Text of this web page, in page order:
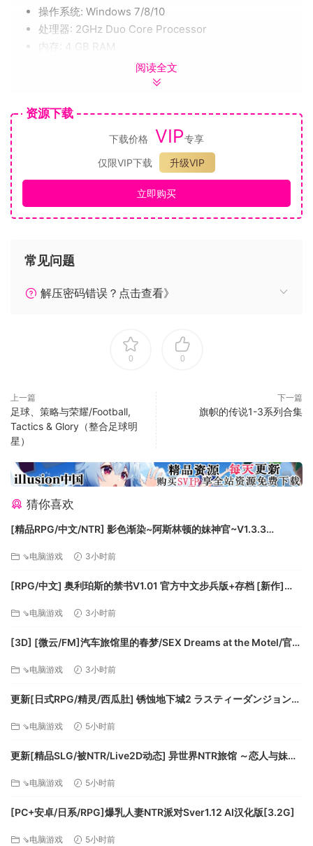
操作系统: Windows 7/8/10
处理器: 2GHz Duo Core Processor
内存: 4 GB RAM
显卡: NVIDIA GeForce 450 or higher with 1GB
存储空间: 需要 1 GB 可用空间
推荐配置:
操作系统: Windows 7/8/10
处理器: 2GHz Duo Core Processor
Memory
DirectX 版本: 11
存储空间: 需要 300 MB 可用空间
阅读全文
资源下载
下载价格 VIP专享
仅限VIP下载
升级VIP
立即购买
常见问题
解压密码错误？点击查看》
0 0
上一篇
足球、策略与荣耀/Football,
Tactics & Glory（整合足球明
星）
下一篇
旗帜的传说1-3系列合集
猜你喜欢
[精品RPG/中文/NTR] 影色渐染~阿斯林顿的妹神官~V1.3.3
[FM/7.5G/百度]
⇘电脑游戏 3小时前
[RPG/中文] 奥利珀斯的禁书V1.01 官方中文步兵版+存档 [新作]
⇘电脑游戏 3小时前
[3D] [微云/FM]汽车旅馆里的春梦/SEX Dreams at the Motel/官中
⇘电脑游戏 3小时前
更新[日式RPG/精灵/西瓜肚] 锈蚀地下城2 ラスティーダンジョン2
⇘电脑游戏 5小时前
更新[精品SLG/被NTR/Live2D动态] 异世界NTR旅馆 ～恋人与妹妹
⇘电脑游戏 5小时前
[PC+安卓/日系/RPG]爆乳人妻NTR派对Sver1.12 AI汉化版[3.2G]
⇘电脑游戏 5小时前